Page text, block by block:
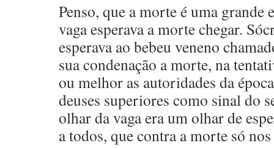
Penso, que a morte é uma grande
vaga esperava a morte chegar.
esperava ao bebeu veneno
sua condenação a morte, na
ou melhor as autoridades da
deuses superiores como sinal do
olhar da vaga era um olhar de
a todos, que contra a morte só